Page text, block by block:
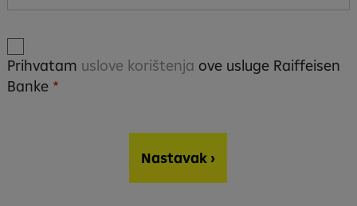
Prihvatam uslove korištenja ove usluge Raiffeisen
Banke